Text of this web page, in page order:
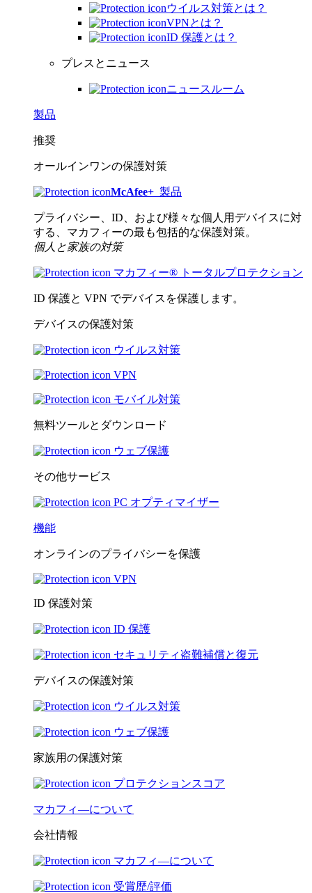
ウイルス対策とは？
VPNとは？
ID 保護とは？
プレスとニュース
ニュースルーム
製品
推奨
オールインワンの保護対策
McAfee+ 製品
プライバシー、ID、および様々な個人用デバイスに対
する、マカフィーの最も包括的な保護対策。
個人と家族の対策
マカフィー® トータルプロテクション
ID 保護と VPN でデバイスを保護します。
デバイスの保護対策
ウイルス対策
VPN
モバイル対策
無料ツールとダウンロード
ウェブ保護
その他サービス
PC オプティマイザー
機能
オンラインのプライバシーを保護
VPN
ID 保護対策
ID 保護
セキュリティ盗難補償と復元
デバイスの保護対策
ウイルス対策
ウェブ保護
家族用の保護対策
プロテクションスコア
マカフィ―について
会社情報
マカフィ―について
受賞歴/評価